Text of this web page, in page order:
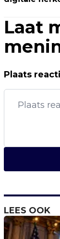
Laat
Plaats
LEES OOK